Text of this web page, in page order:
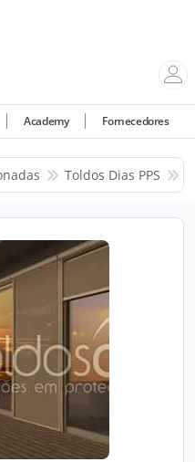
Academy Fornecedores
Toldos Dias PPS